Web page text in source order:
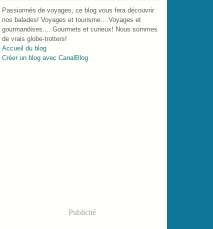
Passionnés de voyages, ce blog vous fera découvrir
nos balades! Voyages et tourisme....Voyages et
gourmandises.... Gourmets et curieux! Nous sommes
de vrais globe-trotters!
Accueil du blog
Créer un blog avec CanalBlog
Publicité